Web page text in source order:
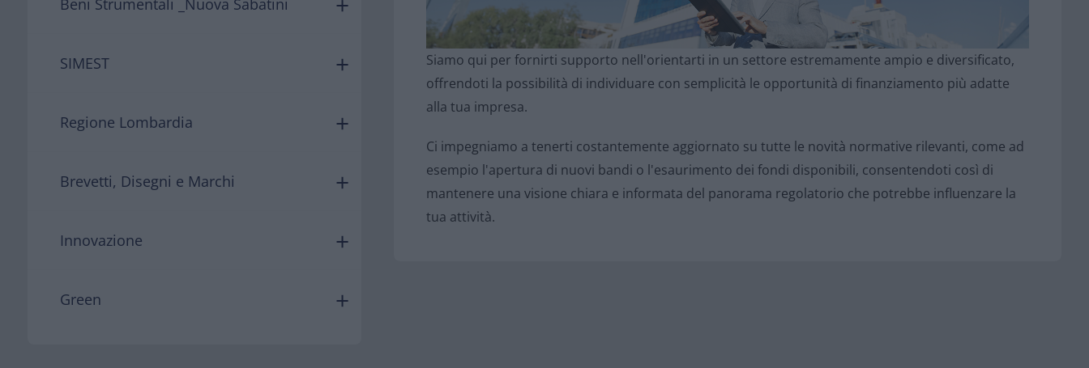
Beni Strumentali _Nuova Sabatini
SIMEST
Regione Lombardia
Brevetti, Disegni e Marchi
Innovazione
Green
Siamo qui per fornirti supporto nell'orientarti in un settore estremamente ampio e diversificato,
offrendoti la possibilità di individuare con semplicità le opportunità di finanziamento più adatte
alla tua impresa.
Ci impegniamo a tenerti costantemente aggiornato su tutte le novità normative rilevanti, come ad
esempio l'apertura di nuovi bandi o l'esaurimento dei fondi disponibili, consentendoti così di
mantenere una visione chiara e informata del panorama regolatorio che potrebbe influenzare la
tua attività.